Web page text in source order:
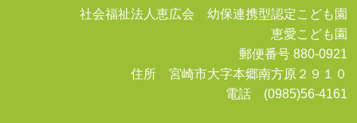
社会福祉法人恵広会 幼保連携型認定こども園
恵愛こども園
郵便番号 880-0921
住所 宮崎市大字本郷南方原２９１０
電話 (0985)56-4161